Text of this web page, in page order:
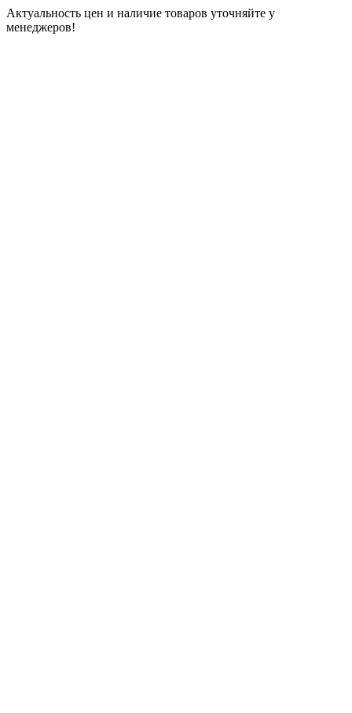
Актуальность цен и наличие товаров уточняйте у
менеджеров!